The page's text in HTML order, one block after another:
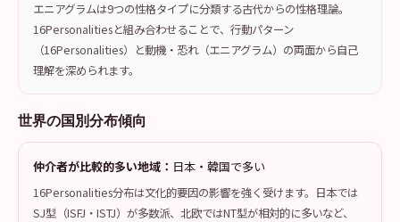
エニアグラムは9つの性格タイプに分類する古代からの性格理論。
16Personalitiesと組み合わせることで、行動パターン
（16Personalities）と動機・恐れ（エニアグラム）の両面から自己
理解を深められます。
世界の国別分布傾向
仲介者が比較的多い地域： 日本・韓国で多い
16Personalities分布は文化的要因の影響を強く受けます。日本では
SJ型（ISFJ・ISTJ）が多数派、北欧ではNT型が相対的に多いなど、